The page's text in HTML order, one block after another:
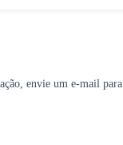
envie um e-mail para